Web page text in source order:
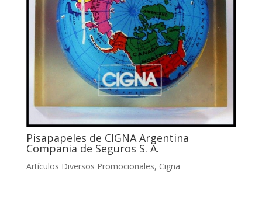
Pisapapeles de CIGNA Argentina
Compania de Seguros S. A.
Artículos Diversos Promocionales, Cigna